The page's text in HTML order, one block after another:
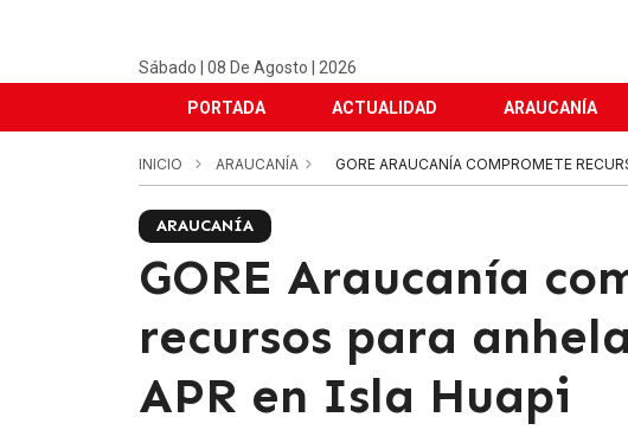
Sábado | 08 De Agosto | 2026
PORTADA ACTUALIDAD ARAUCANÍA
INICIO ARAUCANÍA GORE ARAUCANÍA COMPROMETE
ARAUCANÍA
GORE Araucanía
recursos para
APR en Isla Huapi